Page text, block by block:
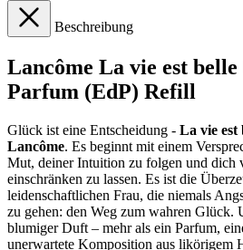
Beschreibung
Lancôme La vie est
Parfum (EdP) Refill
Glück ist eine Entscheidung - La vie
Lancôme. Es beginnt mit einem
Mut, deiner Intuition zu folgen und dich
einschränken zu lassen. Es ist die
leidenschaftlichen Frau, die niemals
zu gehen: den Weg zum wahren Glück.
blumiger Duft – mehr als ein Parfum,
unerwartete Komposition aus likörigem